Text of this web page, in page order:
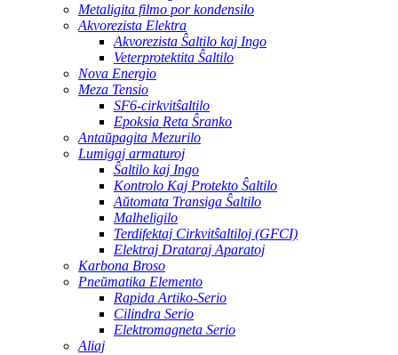
Metaligita filmo por kondensilo
Akvorezista Elektra
Akvorezista Ŝaltilo kaj Ingo
Veterprotektita Ŝaltilo
Nova Energio
Meza Tensio
SF6-cirkvitŝaltilo
Epoksia Reta Ŝranko
Antaŭpagita Mezurilo
Lumigaj armaturoj
Ŝaltilo kaj Ingo
Kontrolo Kaj Protekto Ŝaltilo
Aŭtomata Transiga Ŝaltilo
Malheligilo
Terdifektaj Cirkvitŝaltiloj (GFCI)
Elektraj Drataraj Aparatoj
Karbona Broso
Pneŭmatika Elemento
Rapida Artiko-Serio
Cilindra Serio
Elektromagneta Serio
Aliaj